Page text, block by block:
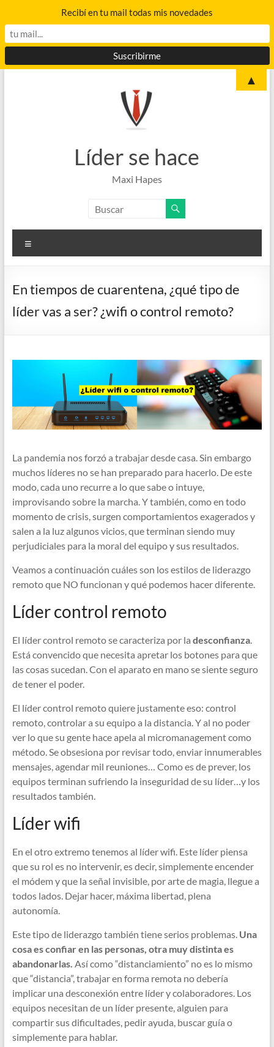
Líder se hace
Maxi Hapes
En tiempos de cuarentena, ¿qué tipo de
líder vas a ser? ¿wifi o control remoto?
La pandemia nos forzó a trabajar desde casa. Sin embargo
muchos líderes no se han preparado para hacerlo. De este
modo, cada uno recurre a lo que sabe o intuye,
improvisando sobre la marcha. Y también, como en todo
momento de crisis, surgen comportamientos exagerados y
salen a la luz algunos vicios, que terminan siendo muy
perjudiciales para la moral del equipo y sus resultados.
Veamos a continuación cuáles son los estilos de liderazgo
remoto que NO funcionan y qué podemos hacer diferente.
Líder control remoto
El líder control remoto se caracteriza por la desconfianza.
Está convencido que necesita apretar los botones para que
las cosas sucedan. Con el aparato en mano se siente seguro
de tener el poder.
El líder control remoto quiere justamente eso: control
remoto, controlar a su equipo a la distancia. Y al no poder
ver lo que su gente hace apela al micromanagement como
método. Se obsesiona por revisar todo, enviar innumerables
mensajes, agendar mil reuniones… Como es de prever, los
equipos terminan sufriendo la inseguridad de su líder…y los
resultados también.
Líder wifi
En el otro extremo tenemos al líder wifi. Este líder piensa
que su rol es no intervenir, es decir, simplemente encender
el módem y que la señal invisible, por arte de magia, llegue a
todos lados. Dejar hacer, máxima libertad, plena
autonomía.
Este tipo de liderazgo también tiene serios problemas. Una
cosa es confiar en las personas, otra muy distinta es
abandonarlas. Así como “distanciamiento” no es lo mismo
que “distancia”, trabajar en forma remota no debería
implicar una desconexión entre líder y colaboradores. Los
equipos necesitan de un líder presente, alguien para
compartir sus dificultades, pedir ayuda, buscar guía o
simplemente para hablar.
Recibí en tu mail todas mis novedades
▲